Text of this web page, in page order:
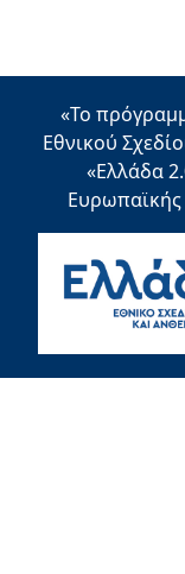
«Το
Εθνικού
«Ελλάδα